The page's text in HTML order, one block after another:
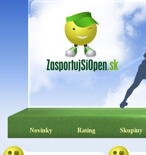
Novinky Rating Skupiny